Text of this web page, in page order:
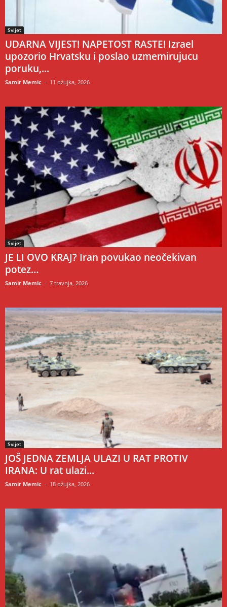
Svijet
UDARNA VIJEST! NAPETOST RASTE! Izrael
upozorio Hrvatsku i poslao uzmemirujucu
poruku,...
Samir Memic - 11 ožujka, 2026
Svijet
JE LI OVO KRAJ? Iran povukao neočekivan
potez…
Samir Memic - 7 travnja, 2026
Svijet
JOŠ JEDNA ZEMLJA ULAZI U RAT PROTIV
IRANA: U rat ulazi...
Samir Memic - 18 ožujka, 2026